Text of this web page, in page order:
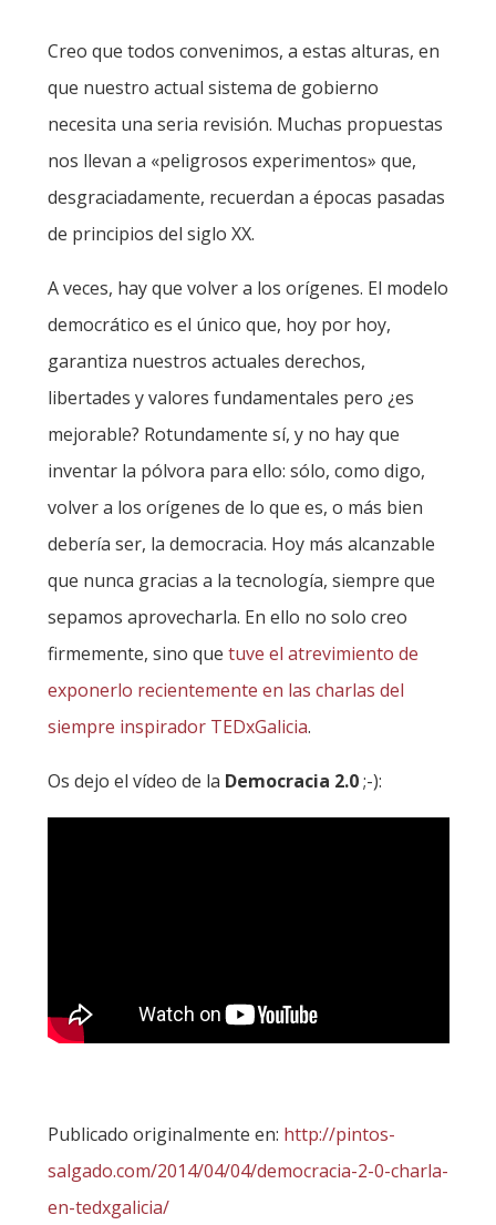
Creo que todos convenimos, a estas alturas, en
que nuestro actual sistema de gobierno
necesita una seria revisión. Muchas propuestas
nos llevan a «peligrosos experimentos» que,
desgraciadamente, recuerdan a épocas pasadas
de principios del siglo XX.
A veces, hay que volver a los orígenes. El modelo
democrático es el único que, hoy por hoy,
garantiza nuestros actuales derechos,
libertades y valores fundamentales pero ¿es
mejorable? Rotundamente sí, y no hay que
inventar la pólvora para ello: sólo, como digo,
volver a los orígenes de lo que es, o más bien
debería ser, la democracia. Hoy más alcanzable
que nunca gracias a la tecnología, siempre que
sepamos aprovecharla. En ello no solo creo
firmemente, sino que tuve el atrevimiento de
exponerlo recientemente en las charlas del
siempre inspirador TEDxGalicia.
Os dejo el vídeo de la Democracia 2.0;-):
Publicado originalmente en: http://pintos-
salgado.com/2014/04/04/democracia-2-0-charla-
en-tedxgalicia/